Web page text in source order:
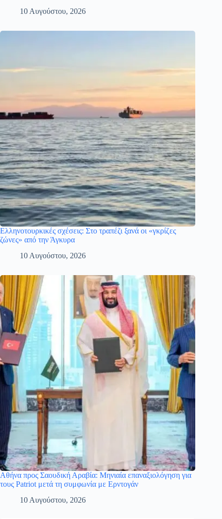
10 Αυγούστου, 2026
Ελληνοτουρκικές σχέσεις: Στο τραπέζι ξανά οι «γκρίζες
ζώνες» από την Άγκυρα
10 Αυγούστου, 2026
Αθήνα προς Σαουδική Αραβία: Μηνιαία επαναξιολόγηση για
τους Patriot μετά τη συμφωνία με Ερντογάν
10 Αυγούστου, 2026